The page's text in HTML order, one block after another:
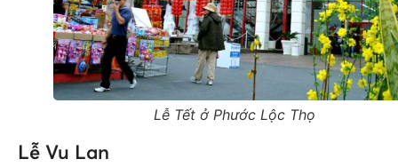
Lễ Tết ở Phước Lộc Thọ
Lễ Vu Lan